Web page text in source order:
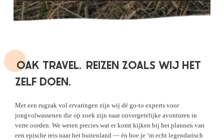
OAK TRAVEL. REIZEN ZOALS WIJ HET
ZELF DOEN.
Met een rugzak vol ervaringen zijn wij dé go-to experts voor
jongvolwassenen die op zoek zijn naar onvergetelijke avonturen in
verre oorden. We weten precies wat er komt kijken bij het plannen van
een epische reis naar het buitenland — én hoe je ‘m echt legendarisch